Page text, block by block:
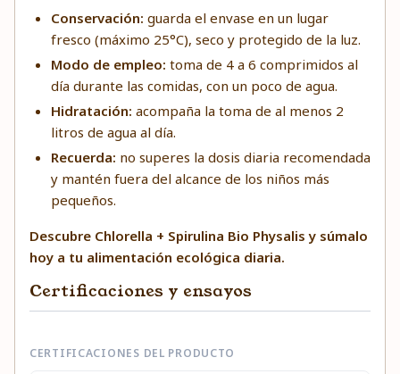
Conservación: guarda el envase en un lugar
fresco (máximo 25°C), seco y protegido de la luz.
Modo de empleo: toma de 4 a 6 comprimidos al
día durante las comidas, con un poco de agua.
Hidratación: acompaña la toma de al menos 2
litros de agua al día.
Recuerda: no superes la dosis diaria recomendada
y mantén fuera del alcance de los niños más
pequeños.
Descubre Chlorella + Spirulina Bio Physalis y súmalo
hoy a tu alimentación ecológica diaria.
Certificaciones y ensayos
CERTIFICACIONES DEL PRODUCTO